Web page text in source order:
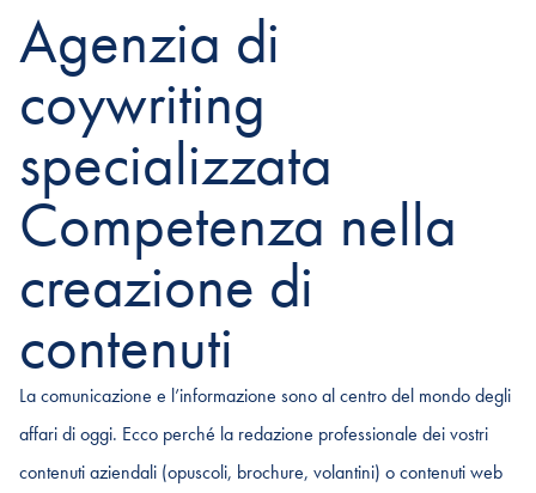
Agenzia di
coywriting
specializzata
Competenza nella
creazione di
contenuti
La comunicazione e l’informazione sono al centro del mondo degli
affari di oggi. Ecco perché la redazione professionale dei vostri
contenuti aziendali (opuscoli, brochure, volantini) o contenuti web